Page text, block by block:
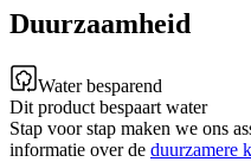
Duurzaamheid
Water besparend
Dit product bespaart water
Stap voor stap maken we ons
informatie over de duurzamere